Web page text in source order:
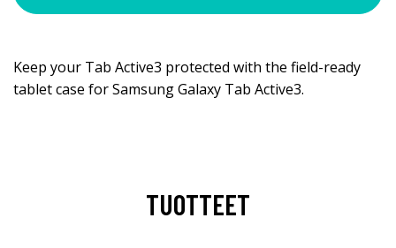
Keep your Tab Active3 protected with the field-ready
tablet case for Samsung Galaxy Tab Active3.
TUOTTEET